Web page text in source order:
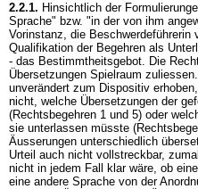
2.2.1. Hinsichtlich der
Sprache" bzw. "in der von ihm
Vorinstanz, die Beschwerdeführerin
Qualifikation der Begehren als
- das Bestimmtheitsgebot. Die
Übersetzungen Spielraum
unverändert zum Dispositiv
nicht, welche Übersetzungen der
(Rechtsbegehren 1 und 5) oder
sie unterlassen müsste
Äusserungen unterschiedlich
Urteil auch nicht vollstreckbar,
nicht in jedem Fall klar wäre, ob
eine andere Sprache von der